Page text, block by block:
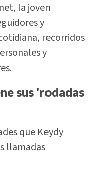
la joven
y
recorridos
y
sus 'rodadas
que Keydy
llamadas